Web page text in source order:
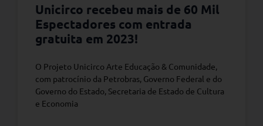
Unicirco recebeu mais de 60 Mil
Espectadores com entrada
gratuita em 2023!
O Projeto Unicirco Arte Educação & Comunidade,
com patrocínio da Petrobras, Governo Federal e do
Governo do Estado, Secretaria de Estado de Cultura
e Economia